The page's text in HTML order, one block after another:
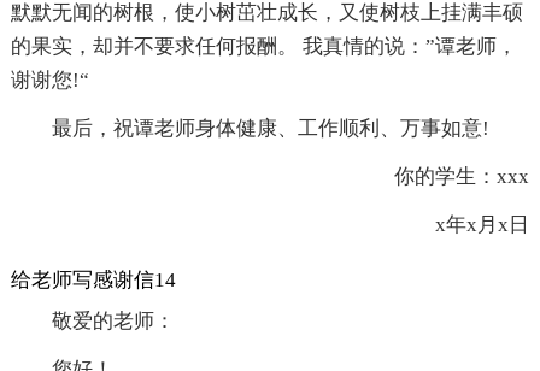
默默无闻的树根，使小树茁壮成长，又使树枝上挂满丰硕
的果实，却并不要求任何报酬。 我真情的说：”谭老师，
谢谢您!“
最后，祝谭老师身体健康、工作顺利、万事如意!
你的学生：xxx
x年x月x日
给老师写感谢信14
敬爱的老师：